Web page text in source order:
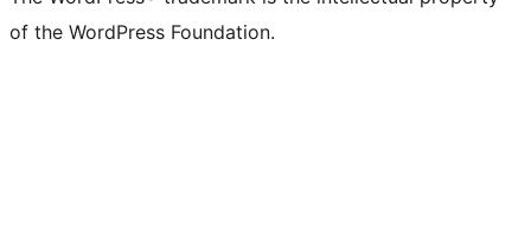
of the WordPress Foundation.